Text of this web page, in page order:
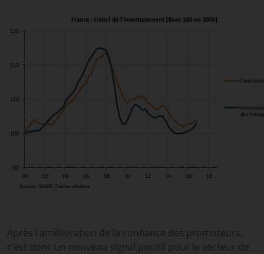
Après l’amélioration de la confiance des promoteurs,
c’est donc un nouveau signal positif pour le secteur de